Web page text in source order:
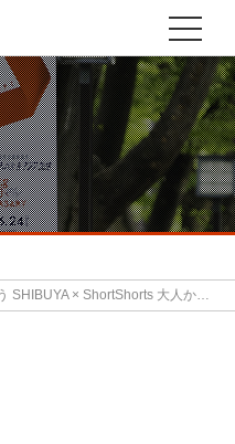
大人から子どもまで楽しめる全7作品を無料上映